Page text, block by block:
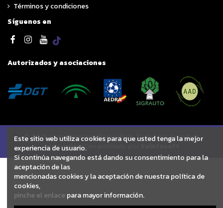
Términos y condiciones
Síguenos en
Autorizados y asociaciones
© 2025 Autodesguace Pedro Ruiz. Todos los derechos
reservados | Desarrollado por
Este sitio web utiliza cookies para que usted tenga la mejor
experiencia de usuario.
Si continúa navegando está dando su consentimiento para la
aceptación de las
mencionadas cookies y la aceptación de nuestra política de
cookies,
pinche el enlace para mayor información.